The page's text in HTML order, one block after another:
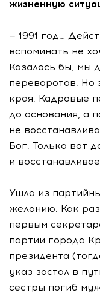
жизненную
— 1991 год…
вспоминать не
Казалось бы, мы
переворотов. Но
края. Кадровые
до основания, а
не
Бог. Только вот
и
Ушла из
желанию. Как
первым
партии города
президента
указ застал в
сестры погиб